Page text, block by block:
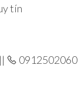
tín
0912502060